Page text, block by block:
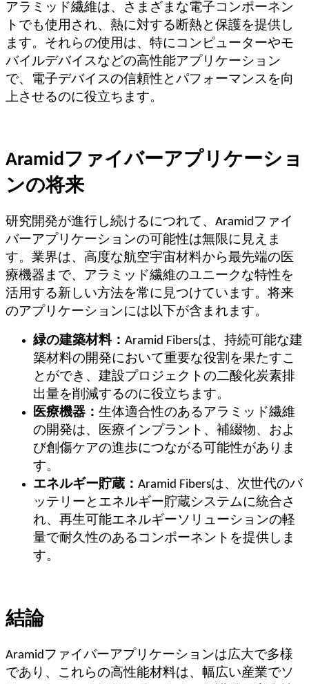
アラミッド繊維は、さまざまな電子コンポーネン
トでも使用され、熱に対する断熱と保護を提供し
ます。それらの使用は、特にコンピューターやモ
バイルデバイスなどの高性能アプリケーション
で、電子デバイスの信頼性とパフォーマンスを向
上させるのに役立ちます。
Aramidファイバーアプリケーショ
ンの将来
研究開発が進行し続けるにつれて、Aramidファイ
バーアプリケーションの可能性は無限に見えま
す。業界は、高度な航空宇宙材料から最先端の医
療機器まで、アラミッド繊維のユニークな特性を
活用する新しい方法を常に見つけています。将来
のアプリケーションには以下が含まれます。
緑の建築材料： Aramid Fibersは、持続可能な建
築材料の開発において重要な役割を果たすこ
とができ、建設プロジェクトの二酸化炭素排
出量を削減するのに役立ちます。
医療機器： 生体適合性のあるアラミッド繊維
の開発は、医療インプラント、補綴物、およ
び創傷ケアの進歩につながる可能性がありま
す。
エネルギー貯蔵： Aramid Fibersは、次世代のバ
ッテリーとエネルギー貯蔵システムに統合さ
れ、再生可能エネルギーソリューションの軽
量で耐久性のあるコンポーネントを提供しま
す。
結論
Aramidファイバーアプリケーションは広大で多様
であり、これらの高性能材料は、幅広い産業でソ